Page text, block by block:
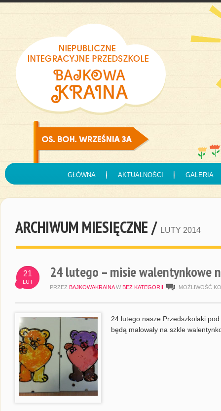
GŁÓWNA AKTUALNOŚCI GALERIA
ARCHIWUM MIESIĘCZNE / LUTY 2014
21
LUT
24 lutego – misie walentynkowe
PRZEZ BAJKOWAKRAINA W BEZ KATEGORII MOŻLIWOŚĆ
24 lutego nasze Przedszkolaki
będą malowały na szkle